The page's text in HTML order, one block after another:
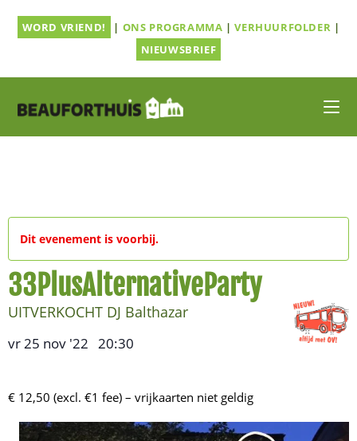
naarWORD VRIEND! | ONS PROGRAMMA |VERHUURFOLDER |
NIEUWSBRIEF
Dit evenement is voorbij.
33PlusAlternativeParty
UITVERKOCHT DJ Balthazar
vr 25 nov '22 20:30
€ 12,50 (excl. €1 fee) – vrijkaarten niet geldig